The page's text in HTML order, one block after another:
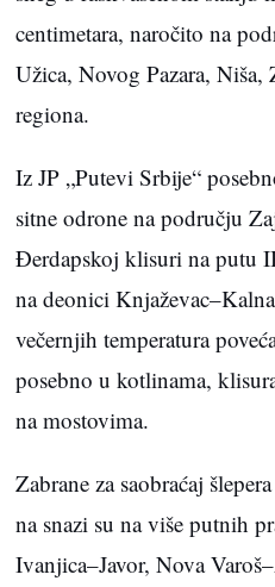
centimetara, naročito na
Užica, Novog Pazara,
regiona.
Iz JP „Putevi Srbije“
sitne odrone na području
Đerdapskoj klisuri na putu
na deonici
večernjih temperatura
posebno u kotlinama,
na mostovima.
Zabrane za saobraćaj
na snazi su na više putnih
Ivanjica–Javor, Nova